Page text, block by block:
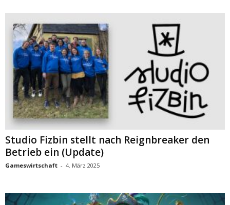
Studio Fizbin stellt nach Reignbreaker den
Betrieb ein (Update)
Gameswirtschaft - 4. März 2025